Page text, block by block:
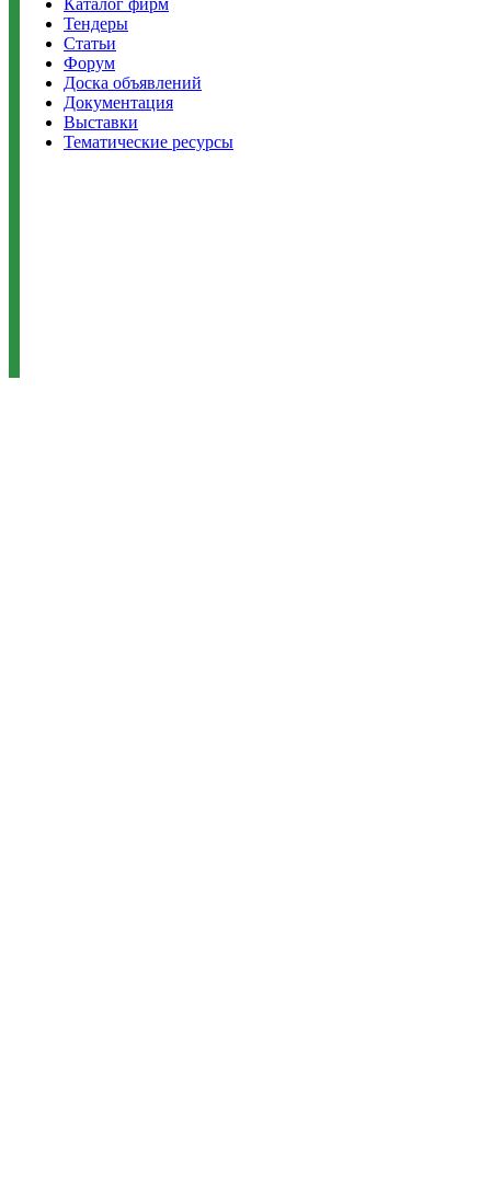
Каталог фирм
Тендеры
Статьи
Форум
Доска объявлений
Документация
Выставки
Тематические ресурсы